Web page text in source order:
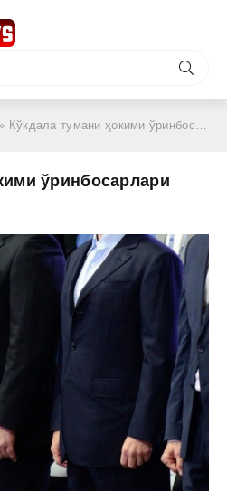
» Кўкдала тумани ҳокими ўринбосарлари таништирилди
ўринбосарлари